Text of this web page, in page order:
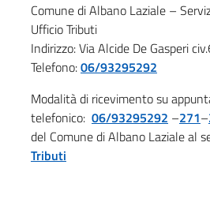
Comune di Albano Laziale –
Ufficio Tributi
Indirizzo: Via Alcide De Gasperi
Telefono:06/93295292
Modalità di ricevimento su
telefonico: 06/93295292 –271–
del Comune di Albano Laziale al
Tributi